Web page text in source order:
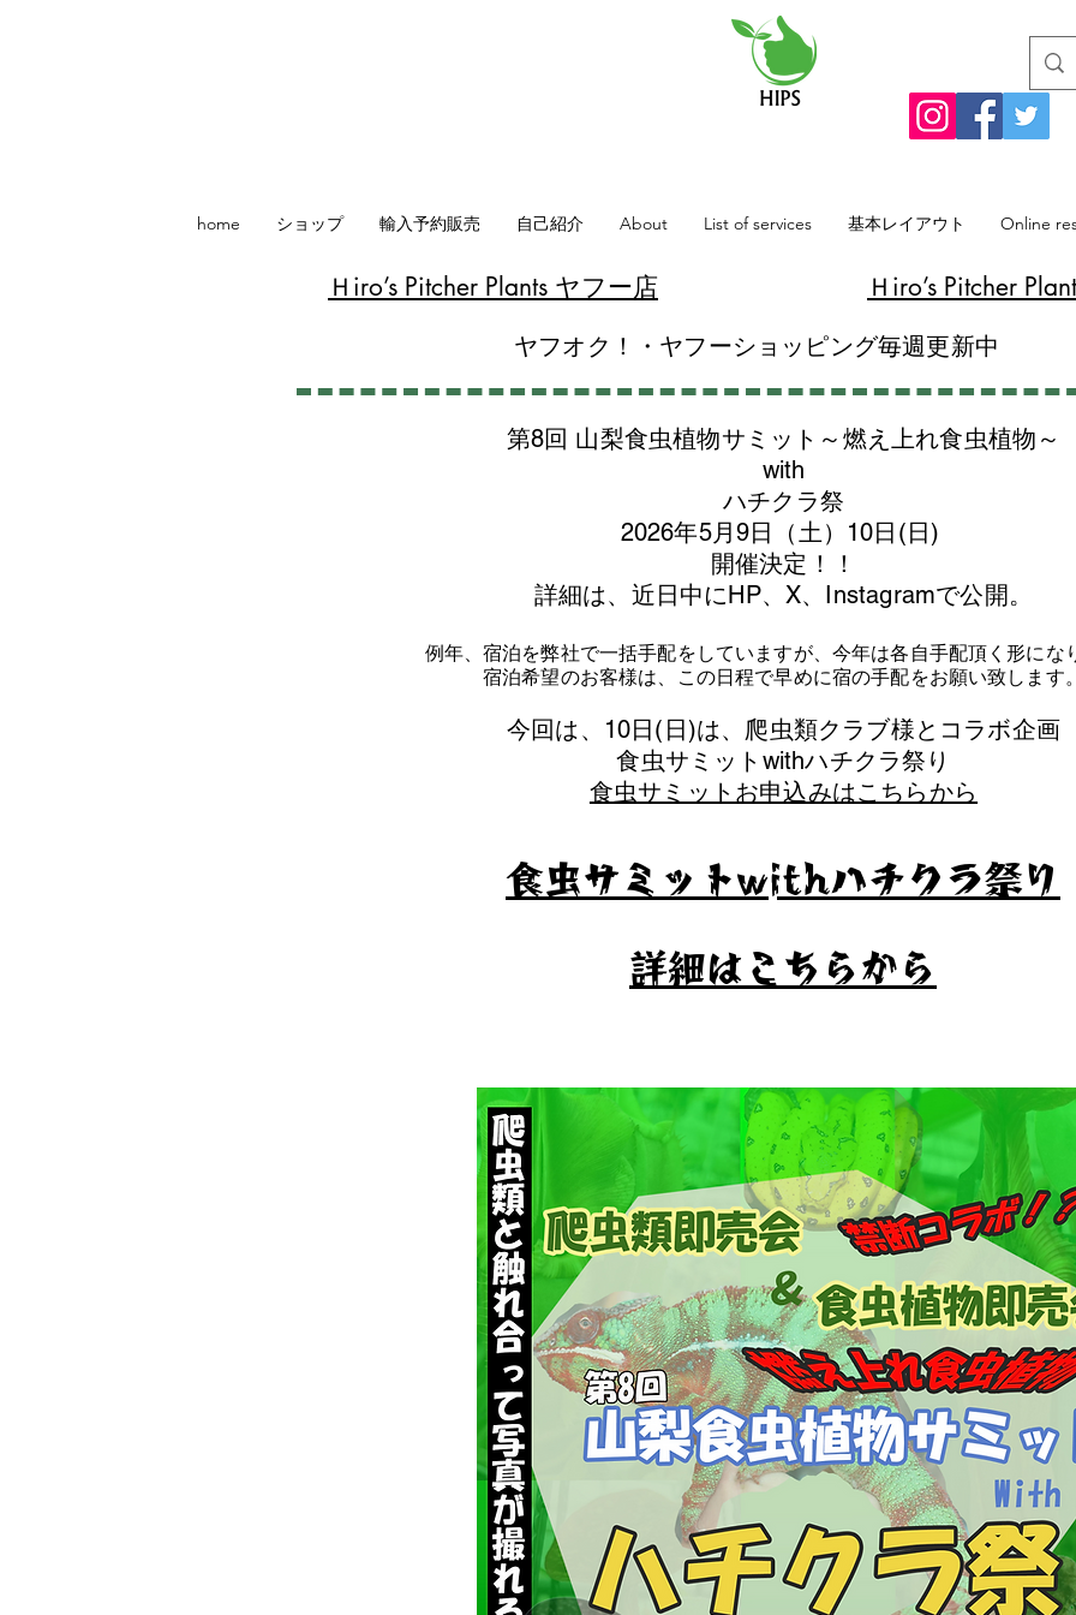
home ショップ 輸入予約販売 自己紹介 About List of services 基本レイアウト Online
​Ｈiro’s Pitcher Plants ヤフー店 Ｈiro’s Pitcher
ヤフオク！・ヤフーショッピング毎週更新中
第8回 山梨食虫植物サミット～燃え上れ食虫植物～
with
​ハチクラ祭
2026年5月9日（土）10日(日)
​開催決定！！
詳細は、近日中にHP、X、Instagramで公開。
例年、宿泊を弊社で一括手配をしていますが、今年は各自手配頂く形にな
​宿泊希望のお客様は、この日程で早めに宿の手配をお願い致します。
​今回は、10日(日)は、爬虫類クラブ様とコラボ企画
​食虫サミットwithハチクラ祭り
食虫サミットお申込みはこちらから
食虫サミットwithハチクラ祭り
​詳細はこちらから